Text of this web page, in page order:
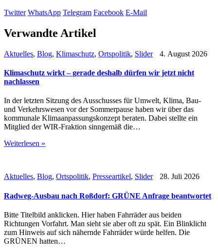
Twitter WhatsApp Telegram Facebook E-Mail
Verwandte Artikel
Aktuelles, Blog, Klimaschutz, Ortspolitik, Slider 4. August 2026
Klimaschutz wirkt – gerade deshalb dürfen wir jetzt nicht
nachlassen
In der letzten Sitzung des Ausschusses für Umwelt, Klima, Bau-
und Verkehrswesen vor der Sommerpause haben wir über das
kommunale Klimaanpassungskonzept beraten. Dabei stellte ein
Mitglied der WIR-Fraktion sinngemäß die…
Weiterlesen »
Aktuelles, Blog, Ortspolitik, Presseartikel, Slider 28. Juli 2026
Radweg-Ausbau nach Roßdorf: GRÜNE Anfrage beantwortet
Bitte Titelbild anklicken. Hier haben Fahrräder aus beiden
Richtungen Vorfahrt. Man sieht sie aber oft zu spät. Ein Blinklicht
zum Hinweis auf sich nähernde Fahrräder würde helfen. Die
GRÜNEN hatten…